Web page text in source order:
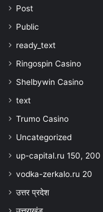
Post
Public
ready_text
Ringospin Casino
Shelbywin Casino
text
Trumo Casino
Uncategorized
up-capital.ru 150, 200
vodka-zerkalo.ru 20
उत्तर प्रदेश